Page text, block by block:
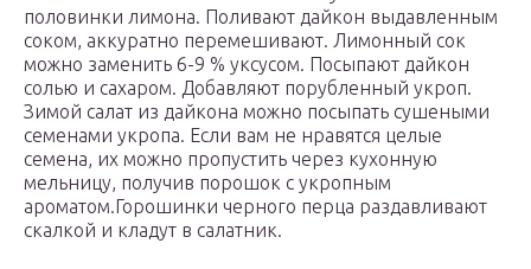
половинки лимона. Поливают дайкон выдавленным
соком, аккуратно перемешивают. Лимонный сок
можно заменить 6-9 % уксусом. Посыпают дайкон
солью и сахаром. Добавляют порубленный укроп.
Зимой салат из дайкона можно посыпать сушеными
семенами укропа. Если вам не нравятся целые
семена, их можно пропустить через кухонную
мельницу, получив порошок с укропным
ароматом.Горошинки черного перца раздавливают
скалкой и кладут в салатник.